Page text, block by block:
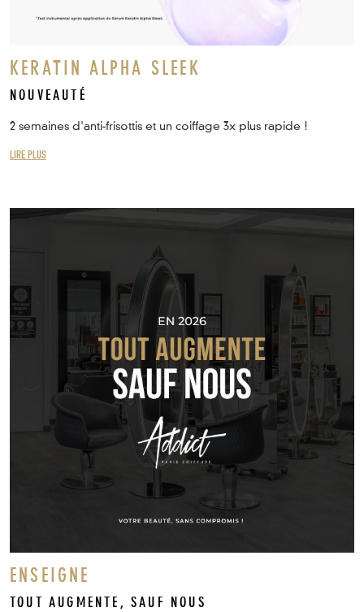
KERATIN ALPHA SLEEK
NOUVEAUTÉ
2 semaines d'anti-frisottis et un coiffage 3x plus rapide !
LIRE PLUS
ENSEIGNE
TOUT AUGMENTE, SAUF NOUS